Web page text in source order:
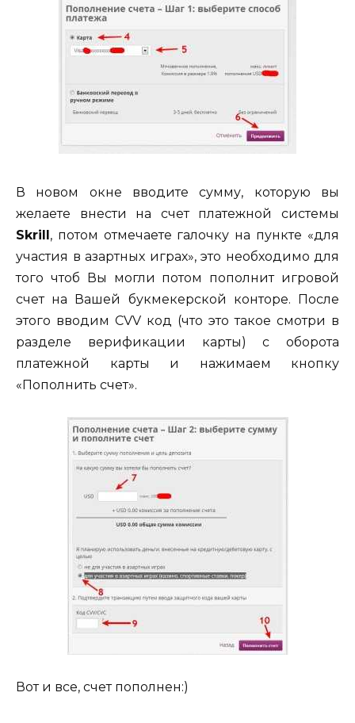
В новом окне вводите сумму, которую вы
желаете внести на счет платежной системы
Skrill, потом отмечаете галочку на пункте «для
участия в азартных играх», это необходимо для
того чтоб Вы могли потом пополнит игровой
счет на Вашей букмекерской конторе. После
этого вводим CVV код (что это такое смотри в
разделе верификации карты) с оборота
платежной карты и нажимаем кнопку
«Пополнить счет».
Вот и все, счет пополнен:)